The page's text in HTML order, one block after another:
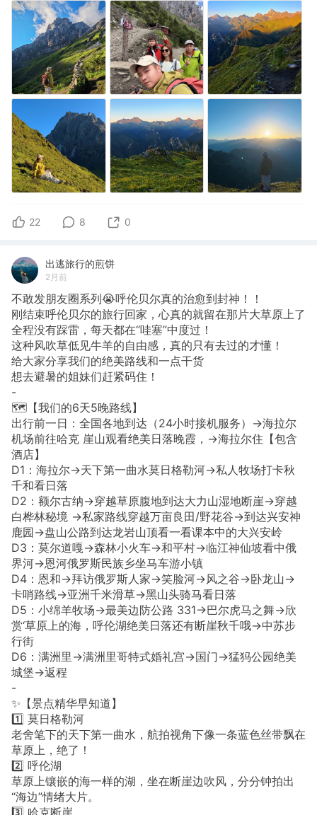
22 8 0
出逃旅行的煎饼
2月前
不敢发朋友圈系列😭呼伦贝尔真的治愈到封神！！
刚结束呼伦贝尔的旅行回家，心真的就留在那片大草原上了
全程没有踩雷，每天都在“哇塞”中度过！
这种风吹草低见牛羊的自由感，真的只有去过的才懂！
给大家分享我们的绝美路线和一点干货
想去避暑的姐妹们赶紧码住！
-
🗺️【我们的6天5晚路线】
出行前一日：全国各地到达（24小时接机服务）→海拉尔
机场前往哈克 崖山观看绝美日落晚霞，→海拉尔住【包含
酒店】
D1：海拉尔→天下第一曲水莫日格勒河→私人牧场打卡秋
千和看日落
D2：额尔古纳→穿越草原腹地到达大力山湿地断崖→穿越
白桦林秘境 →私家路线穿越万亩良田/野花谷→到达兴安神
鹿园→盘山公路到达龙岩山顶看一看课本中的大兴安岭
D3：莫尔道嘎→森林小火车→和平村→临江神仙坡看中俄
界河→恩河俄罗斯民族乡坐马车游小镇
D4：恩和→拜访俄罗斯人家→笑脸河→风之谷→卧龙山→
卡哨路线→亚洲千米滑草→黑山头骑马看日落
D5：小绵羊牧场→最美边防公路 331→巴尔虎马之舞→欣
赏‘草原上的海，呼伦湖绝美日落还有断崖秋千哦→中苏步
行街
D6：满洲里→满洲里哥特式婚礼宫→国门→猛犸公园绝美
城堡→返程
-
✨【景点精华早知道】
1️⃣ 莫日格勒河
老舍笔下的天下第一曲水，航拍视角下像一条蓝色丝带飘在
草原上，绝了！
2️⃣ 呼伦湖
草原上镶嵌的海一样的湖，坐在断崖边吹风，分分钟拍出
“海边”情绪大片。
3️⃣ 哈克断崖